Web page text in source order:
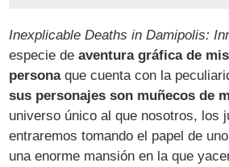
Inexplicable Deaths in Damipolis:
especie deaventura gráfica de
personaque cuenta con la
sus personajes son muñecos de
universo único al que nosotros, los
entraremos tomando el papel de
una enorme mansión en la que